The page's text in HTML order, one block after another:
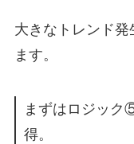
大きなトレンド
ます。
まずはロジック
得。